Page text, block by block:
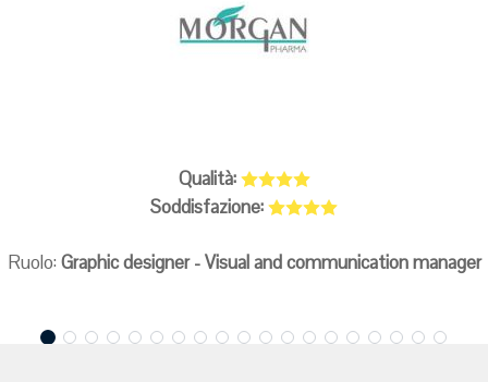
Qualità:
Soddisfazione:
Ruolo: Graphic designer - Visual and communication manager